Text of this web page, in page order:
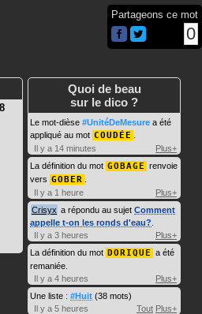
Partageons ce mot
0
Quoi de beau
sur le dico ?
Le mot-dièse #UnitéDeMesure a été
appliqué au mot COUDÉE
Il y a 14 minutes
Plus+
La définition du mot GOBAGE renvoie
vers GOBER
Il y a 1 heure
Plus+
Crisyx a répondu au sujet Comment
appelle t-on les ronds d'eau?
Il y a 3 heures
Plus+
La définition du mot DORIQUE a été
remaniée.
Il y a 4 heures
Plus+
Une liste : #Huit (38 mots)
Il y a 5 heures
Tout Plus+